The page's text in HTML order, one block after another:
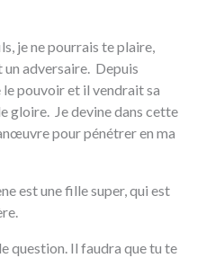
je ne pourrais te plaire,
un adversaire. Depuis
pouvoir et il vendrait sa
gloire. Je devine dans cette
pour pénétrer en ma
est une fille super, qui est
question. Il faudra que tu te